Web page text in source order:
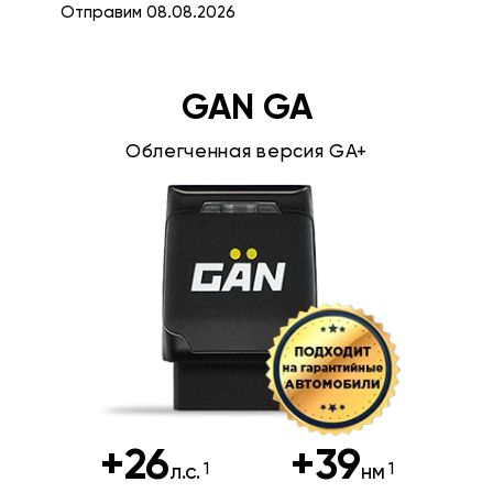
Отправим 08.08.2026
GAN GA
Облегченная версия GA+
+26л.с. +39нм